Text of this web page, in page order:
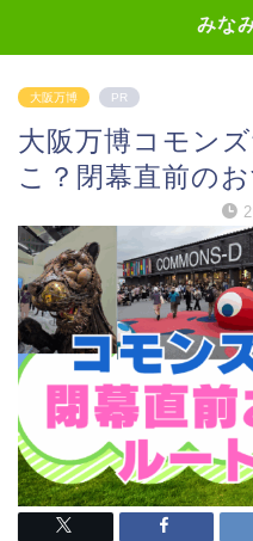
みな
大阪万博 PR
大阪万博コモン
こ？閉幕直前の